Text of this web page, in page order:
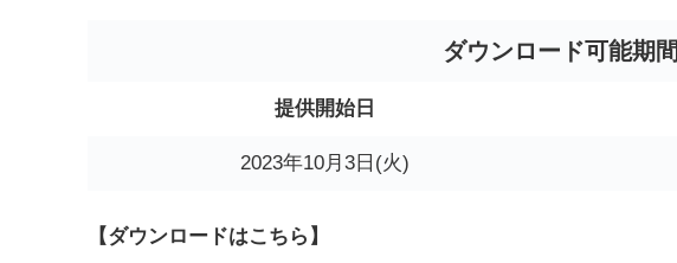
ダウンロード可能期間
提供開始日
2023年10月3日(火)
【ダウンロードはこちら】